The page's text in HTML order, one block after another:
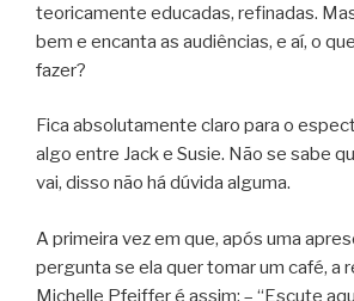
teoricamente educadas, refinadas.
bem e encanta as audiências, e aí, o
fazer?
Fica absolutamente claro para o
algo entre Jack e Susie. Não se sabe
vai, disso não há dúvida alguma.
A primeira vez em que, após uma
pergunta se ela quer tomar um café, a
Michelle Pfeiffer é assim: – “Escute